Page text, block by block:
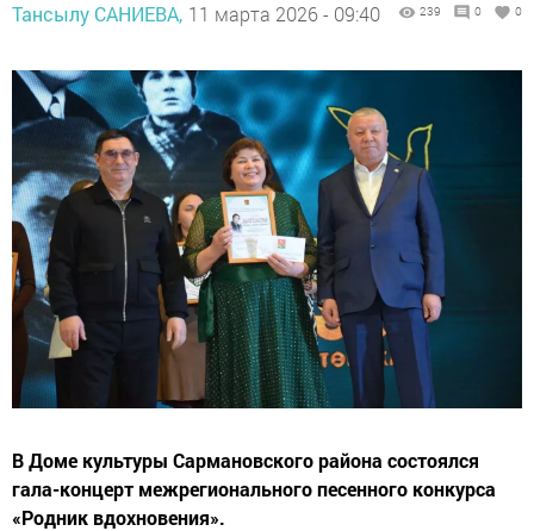
Тансылу САНИЕВА, 11 марта 2026 - 09:40 239 0 0
В Доме культуры Сармановского района состоялся
гала-концерт межрегионального песенного конкурса
«Родник вдохновения».